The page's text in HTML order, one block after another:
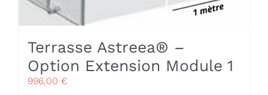
Terrasse Astreea® –
Option Extension Module 1
996,00 €